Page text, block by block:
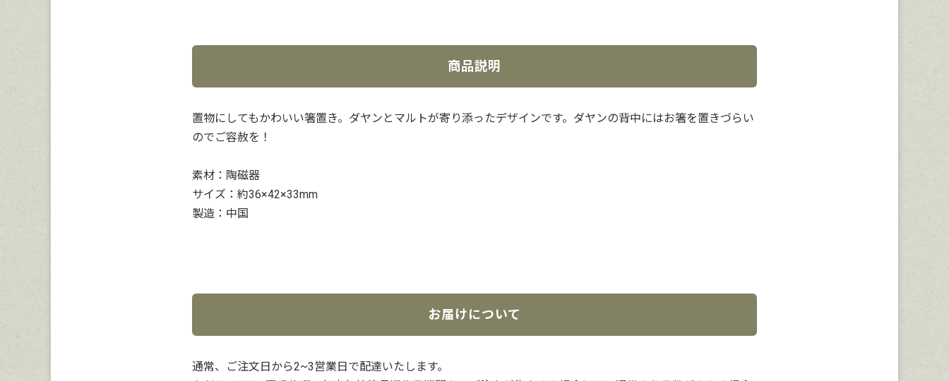
商品説明
置物にしてもかわいい箸置き。ダヤンとマルトが寄り添ったデザインです。ダヤンの背中にはお箸を置きづらい
のでご容赦を！
素材：陶磁器
サイズ：約36×42×33mm
製造：中国
お届けについて
通常、ご注文日から2~3営業日で配達いたします。